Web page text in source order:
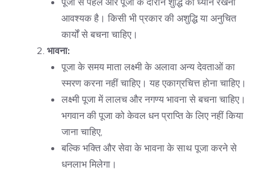
आवश्यक है। किसी भी प्रकार की अशुद्धि या अनुचित
कार्यों से बचना चाहिए।
भावना:
पूजा के समय माता लक्ष्मी के अलावा अन्य देवताओं का
स्मरण करना नहीं चाहिए। यह एकाग्रचित्त होना चाहिए।
लक्ष्मी पूजा में लालच और नगण्य भावना से बचना चाहिए।
भगवान की पूजा को केवल धन प्राप्ति के लिए नहीं किया
जाना चाहिए,
बल्कि भक्ति और सेवा के भावना के साथ पूजा करने से
धनलाभ मिलेगा।